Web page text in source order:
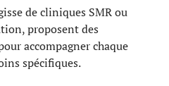
de cliniques SMR ou
proposent des
accompagner chaque
spécifiques.